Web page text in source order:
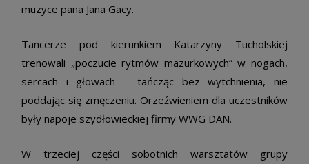
muzyce pana Jana Gacy.
Tancerze pod kierunkiem Katarzyny Tucholskiej
trenowali „poczucie rytmów mazurkowych” w nogach,
sercach i głowach – tańcząc bez wytchnienia, nie
poddając się zmęczeniu. Orzeźwieniem dla uczestników
były napoje szydłowieckiej firmy WWG DAN.
W trzeciej części sobotnich warsztatów grupy